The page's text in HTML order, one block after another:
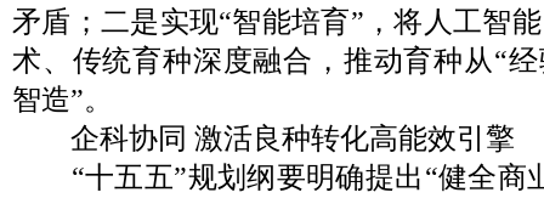
矛盾；二是实现“智能培育”，将人工智
术、传统育种深度融合，推动育种从“
智造”。
企科协同 激活良种转化高能效引擎
“十五五”规划纲要明确提出“健全商